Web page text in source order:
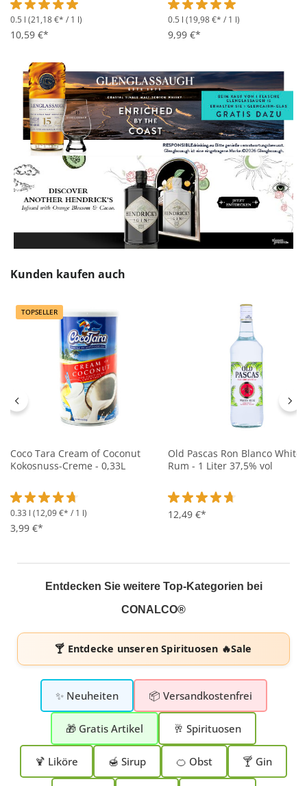
Durchschnittliche Bewertung von 5 von 5 Sternen
0.5 l (21,18 €* / 1 l)
10,59 €*
Durchschnittliche
0.5 l (19,98 €* / 1 l)
9,99 €*
Produktgalerie überspringen
Kunden kaufen auch
TOPSELLER
Coco Tara Cream of Coconut
Kokosnuss-Creme - 0,33L
Durchschnittliche Bewertung von 4.8 von 5 Sternen
0.33 l (12,09 €* / 1 l)
3,99 €*
Old Pascas Ron Blanco White
Rum - 1 Liter 37,5% vol
Durchschnittliche
12,49 €*
Entdecken Sie weitere Top-Kategorien bei
CONALCO®
🍸 Entdecke unserenSpirituosen 🔥Sale
✨ Neuheiten 📦 Versandkostenfrei
🎁 Gratis Artikel 🥂 Spirituosen
🍹 Liköre 🍯 Sirup 🍊 Obst 🍸 Gin